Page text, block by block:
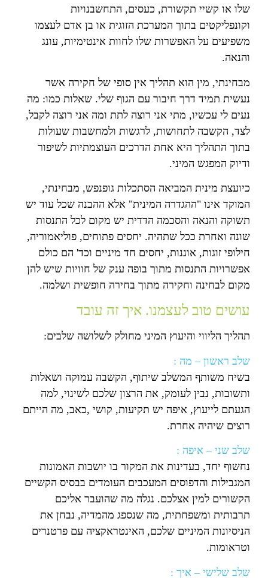
שלו או קשיי תקשורת, כעסים, התחשבנויות
וקונפליקטים בתוך המערכת הזוגית או בן אדם לעצמו
משפיעים על האפשרות שלו לחוות אינטימיות, עונג
והנאה.
מבחינתי, מין הוא תהליך אין סופי של חקירה אשר
נעשית תמיד דרך חיבור עם הגוף שלי. שאלות כמו: מה
נעים לי עכשיו, מתי אני רוצה לתת ומה אני רוצה לקבל,
לצד, הקשבה לתחושות, לרגשות ולמחשבות שעולות
בתוך התהליך היא אחת הדרכים העוצמתיות לשיפור
ודיוק המפגש המיני.
כיועצת מינית המביאה הסתכלות גופנפש, מבחינתי,
המוקד אינו "ההגדרה המינית" אלא ההבנה שכל עוד יש
תשוקה והנאה והסכמה הדדית יש מקום לכל התנסות
שונה ואחרת ככל שתהיה. יחסים פתוחים, פוליאמוריה,
חילופי זוגות, אוננות, יחסים חד מיניים וכד' הם כולם
אפשרויות התנסות מתוך בופה ענק של חוויות שיש להן
מקום לבחינה וחקירה מתוך בחירה חופשית ושלמה.
עושים טוב לעצמנו. איך זה עובד
תהליך הליווי והיעוץ המיני מחולק לשלושה שלבים:
שלב ראשון – מה :
בשיח משותף המשלב שיתוף, הקשבה עמוקה ושאלות
ותשובות, נבין לעומק, את הרצון שלכם לשינוי, למה
הגעתם לייעוץ, איפה יש תקיעות, קושי ,כאב, מה הייתם
רוצים שיהיה אחרת.
שלב שני – איפה :
נחשוף יחד, בעדינות את המקור בו יושבות האמונות
המגבילות והדפוסים המעכבים העומדים בבסיס הקשיים
הקשורים למין אצלכם. נגלה מה שהועבר אליכם
תרבותית ומשפחתית, מה שנספג מהמדיה, נבחן את
הניסיונות המיניים שלכם, האינטראקציה עם פרטנרים
וטראומות.
שלב שלישי – איך :